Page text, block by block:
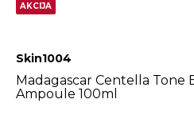
AKCIJA
Skin1004
Madagascar Centella Tone
Ampoule 100ml